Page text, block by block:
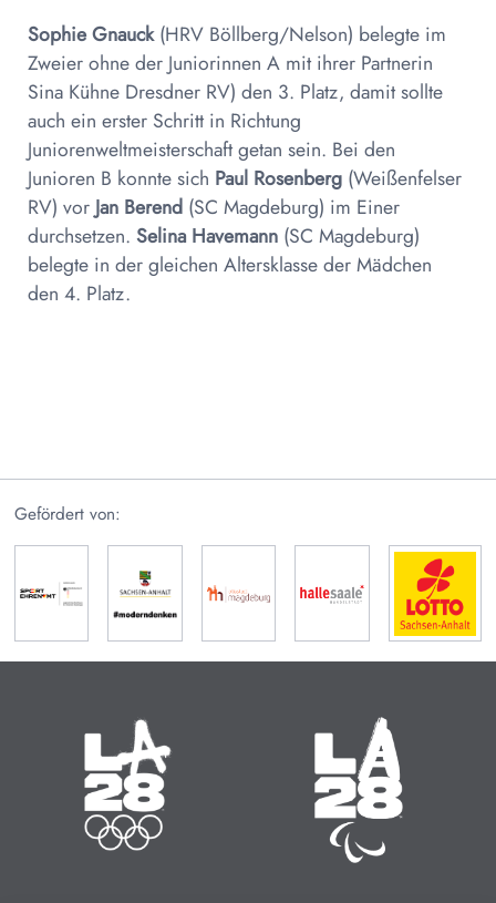
Sophie Gnauck(HRV Böllberg/Nelson) belegte im
Zweier ohne der Juniorinnen A mit ihrer Partnerin
Sina Kühne Dresdner RV) den 3. Platz, damit sollte
auch ein erster Schritt in Richtung
Juniorenweltmeisterschaft getan sein. Bei den
Junioren B konnte sich Paul Rosenberg (Weißenfelser
RV) vor Jan Berend (SC Magdeburg) im Einer
durchsetzen.Selina Havemann (SC Magdeburg)
belegte in der gleichen Altersklasse der Mädchen
den 4. Platz.
Gefördert von:
Olympische Sommerspiele
14.07. - 30.07.2028
Zeit bis zum Start:
13
:
Paralympische Sommerspiele
15.08. - 27.08.2028
Zeit bis zum Start:
13
STUNDEN
: